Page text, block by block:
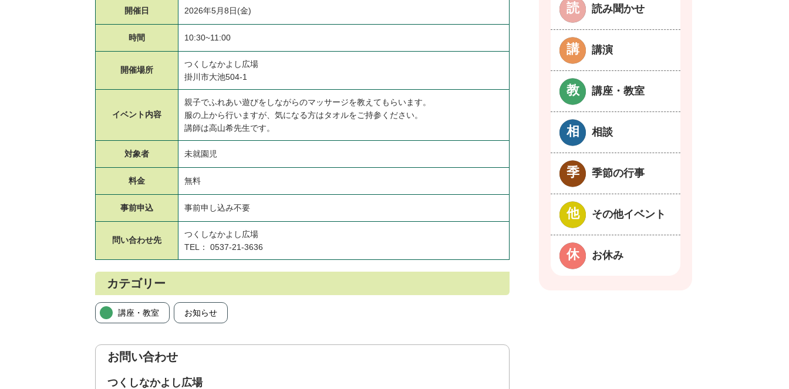
開催日 2026年5月8日(金)
時間 10:30~11:00
開催場所
つくしなかよし広場
掛川市大池504-1
イベント 内容
親子でふれあい遊びをしながらのマッサージを教えてもらいます。
服の上から行いますが、気になる方はタオルをご持参ください。
講師は高山希先生です。
対象者 未就園児
料金 無料
事前申込 事前申し込み不要
問い合わせ先
つくしなかよし広場
TEL： 0537-21-3636
カテゴリー
講座・教室 お知らせ
お問い合わせ
つくしなかよし広場
読み聞かせ
講演
講座・教室
相談
季節の行事
その他イベント
お休み